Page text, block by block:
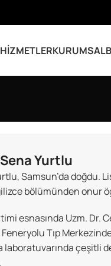
HIZMETLERKURUMSAL
Yurtlu
Samsun’da doğdu.
bölümünden onur
esnasında Uzm. Dr.
Tıp
laboratuvarında çeşitli